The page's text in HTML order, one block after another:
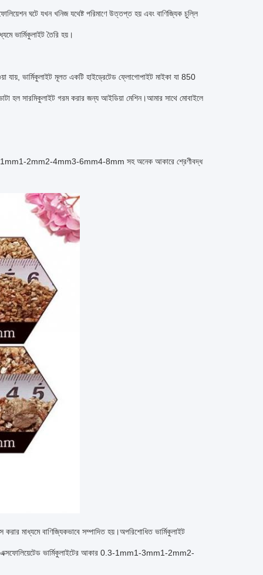
ঘটে যখন খনিজ যথেষ্ট পরিমাণে উত্তপ্ত হয় এবং বাণিজ্যিক চুল্লি
ভার্মিকুলাইট তৈরি হয়।
যায়, ভার্মিকুলাইট মূলত একটি হাইড্রেটেড ফ্লোগোপাইট মাইকা যা 850
হল সারমিকুলাইট গরম করার জন্য আইডিয়া মেশিন।আমার সাথে মোবাইলে
1.41mm1-2mm2-4mm3-6mm4-8mm সহ অনেক আকারে শ্রেণীবদ্ধ
করার মাধ্যমে বাণিজ্যিকভাবে সম্পাদিত হয়।অপরিশোধিত ভার্মিকুলাইট
এক্সফোলিয়েটেড ভার্মিকুলাইটের আকার 0.3-1mm1-3mm1-2mm2-